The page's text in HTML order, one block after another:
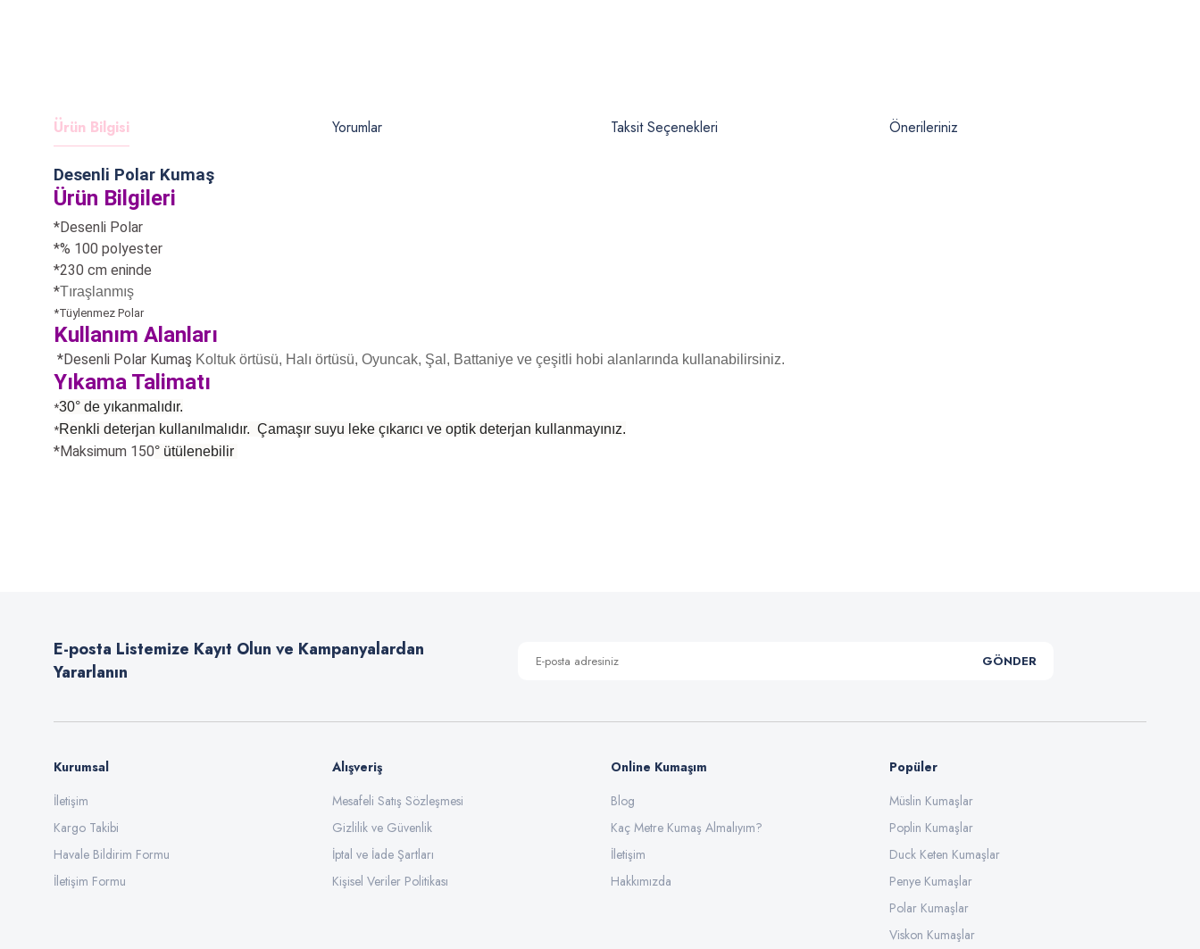
Ürün Bilgisi Yorumlar Taksit Seçenekleri Önerileriniz
Desenli Polar Kumaş
Ürün Bilgileri
*Desenli Polar
*% 100 polyester
*230 cm eninde
*Tıraşlanmış
*Tüylenmez Polar
Kullanım Alanları
*Desenli Polar Kumaş Koltuk örtüsü, Halı örtüsü, Oyuncak, Şal, Battaniye ve çeşitli hobi alanlarında kullanabilirsiniz.
Yıkama Talimatı
*30° de yıkanmalıdır.
*Renkli deterjan kullanılmalıdır. Çamaşır suyu leke çıkarıcı ve optik deterjan kullanmayınız.
*Maksimum 150° ütülenebilir
Ürün bilgilerinde hatalar bulunuyor.
Ürün fiyatı diğer sitelerden daha pahalı.
Gönder
E-posta Listemize Kayıt Olun ve Kampanyalardan
Yararlanın
GÖNDER
Kurumsal
İletişim
Kargo Takibi
Havale Bildirim Formu
İletişim Formu
Alışveriş
Mesafeli Satış Sözleşmesi
Gizlilik ve Güvenlik
İptal ve İade Şartları
Kişisel Veriler Politikası
Online Kumaşım
Blog
Kaç Metre Kumaş Almalıyım?
İletişim
Hakkımızda
Popüler
Müslin Kumaşlar
Poplin Kumaşlar
Duck Keten Kumaşlar
Penye Kumaşlar
Polar Kumaşlar
Viskon Kumaşlar